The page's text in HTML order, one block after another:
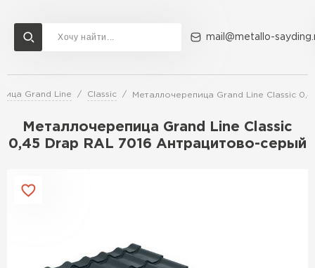
mail@metallo-
Grand Line Classic Металлочерепица Grand Line Classic
Металлочерепица Grand Line Classic
0,45 Drap RAL 7016 Антрацитово-серый
Доставка и оплата Акции О компании Контакты
Перейти в каталог